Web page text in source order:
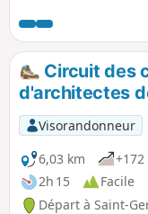
Circuit des
d'architectes
Visorandonneur
6,03 km
+172
2h 15
Facile
Départ à Saint-